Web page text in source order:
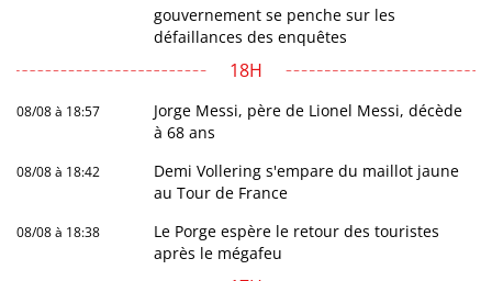
gouvernement se penche sur les
défaillances des enquêtes
18H
08/08 à 18:57
Jorge Messi, père de Lionel Messi, décède
à 68 ans
08/08 à 18:42
Demi Vollering s'empare du maillot jaune
au Tour de France
08/08 à 18:38
Le Porge espère le retour des touristes
après le mégafeu